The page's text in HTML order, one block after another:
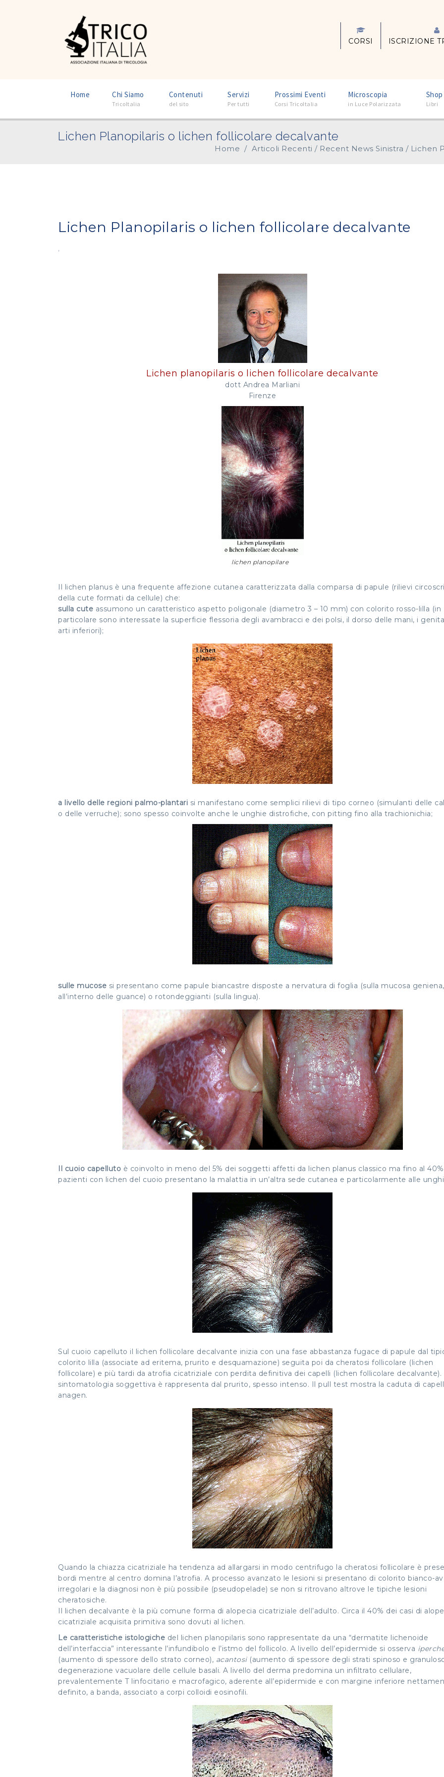
CORSI ISCRIZIONE
Home Chi Siamo
TricoItalia
Contenuti
del sito
Servizi
Per tutti
Prossimi Eventi
Corsi TricoItalia
Microscopia
in Luce Polarizzata
Shop
Libri
Lichen Planopilaris o lichen follicolare decalvante
Home / Articoli Recenti / Recent News Sinistra / Lichen
Lichen Planopilaris o lichen follicolare decalvante
,
Lichen planopilaris o lichen follicolare decalvante
dott Andrea Marliani
Firenze
lichen planopilare
Il lichen planus è una frequente affezione cutanea caratterizzata dalla comparsa di papule (rilievi
della cute formati da cellule) che:
sulla cute assumono un caratteristico aspetto poligonale (diametro 3 – 10 mm) con colorito rosso-lilla (in
particolare sono interessate la superficie flessoria degli avambracci e dei polsi, il dorso delle mani, i
arti inferiori);
a livello delle regioni palmo-plantari si manifestano come semplici rilievi di tipo corneo (simulanti delle
o delle verruche); sono spesso coinvolte anche le unghie distrofiche, con pitting fino alla trachionichia;
sulle mucose si presentano come papule biancastre disposte a nervatura di foglia (sulla mucosa
all’interno delle guance) o rotondeggianti (sulla lingua).
Il cuoio capelluto è coinvolto in meno del 5% dei soggetti affetti da lichen planus classico ma fino al
pazienti con lichen del cuoio presentano la malattia in un’altra sede cutanea e particolarmente alle
Sul cuoio capelluto il lichen follicolare decalvante inizia con una fase abbastanza fugace di papule dal
colorito lilla (associate ad eritema, prurito e desquamazione) seguita poi da cheratosi follicolare ( lichen
follicolare) e più tardi da atrofia cicatriziale con perdita definitiva dei capelli ( lichen follicolare decalvante).
sintomatologia soggettiva è rappresenta dal prurito, spesso intenso. Il pull test mostra la caduta di
anagen.
Quando la chiazza cicatriziale ha tendenza ad allargarsi in modo centrifugo la cheratosi follicolare è
bordi mentre al centro domina l’atrofia. A processo avanzato le lesioni si presentano di colorito bianco-
irregolari e la diagnosi non è più possibile (pseudopelade) se non si ritrovano altrove le tipiche lesioni
cheratosiche.
Il lichen decalvante è la più comune forma di alopecia cicatriziale dell’adulto. Circa il 40% dei casi di
cicatriziale acquisita primitiva sono dovuti al lichen.
Le caratteristiche istologiche del lichen planopilaris sono rappresentate da una “dermatite lichenoide
dell’interfaccia” interessante l’infundibolo e l’istmo del follicolo. A livello dell’epidermide si osserva
(aumento di spessore dello strato corneo), acantosi(aumento di spessore degli strati spinoso e
degenerazione vacuolare delle cellule basali. A livello del derma predomina un infiltrato cellulare,
prevalentemente T linfocitario e macrofagico, aderente all’epidermide e con margine inferiore
definito, a banda, associato a corpi colloidi eosinofili.